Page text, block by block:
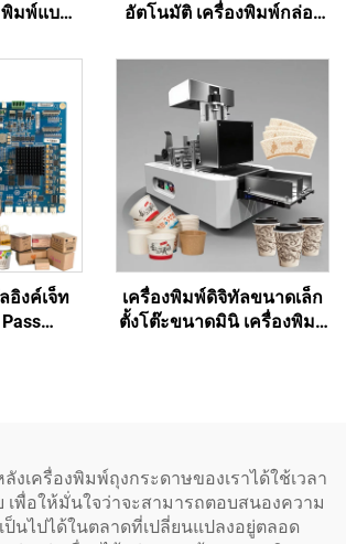
พิมพ์แบบ
าสติก
รชัวร์
แบบหนึ่ง
อัตโนมัติ เครื่องพิมพ์กล่อง
เครื่องพิมพ์กระดาษแข็ง
ระบบอิงค์เจ็ทแบบ Single
Pass พร้อมหัวพิมพ์ HP และ
คอมพิวเตอร์
อิงค์เจ็ท
เครื่องพิมพ์ดิจิทัลขนาดเล็ก
ตั้งโต๊ะขนาดมินิ เครื่องพิมพ์
งเครื่องพิมพ์ถุงกระดาษของเราได้ใช้เวลา
เพื่อให้มั่นใจว่าจะสามารถตอบสนองความ
นไปได้ในตลาดที่เปลี่ยนแปลงอยู่ตลอด